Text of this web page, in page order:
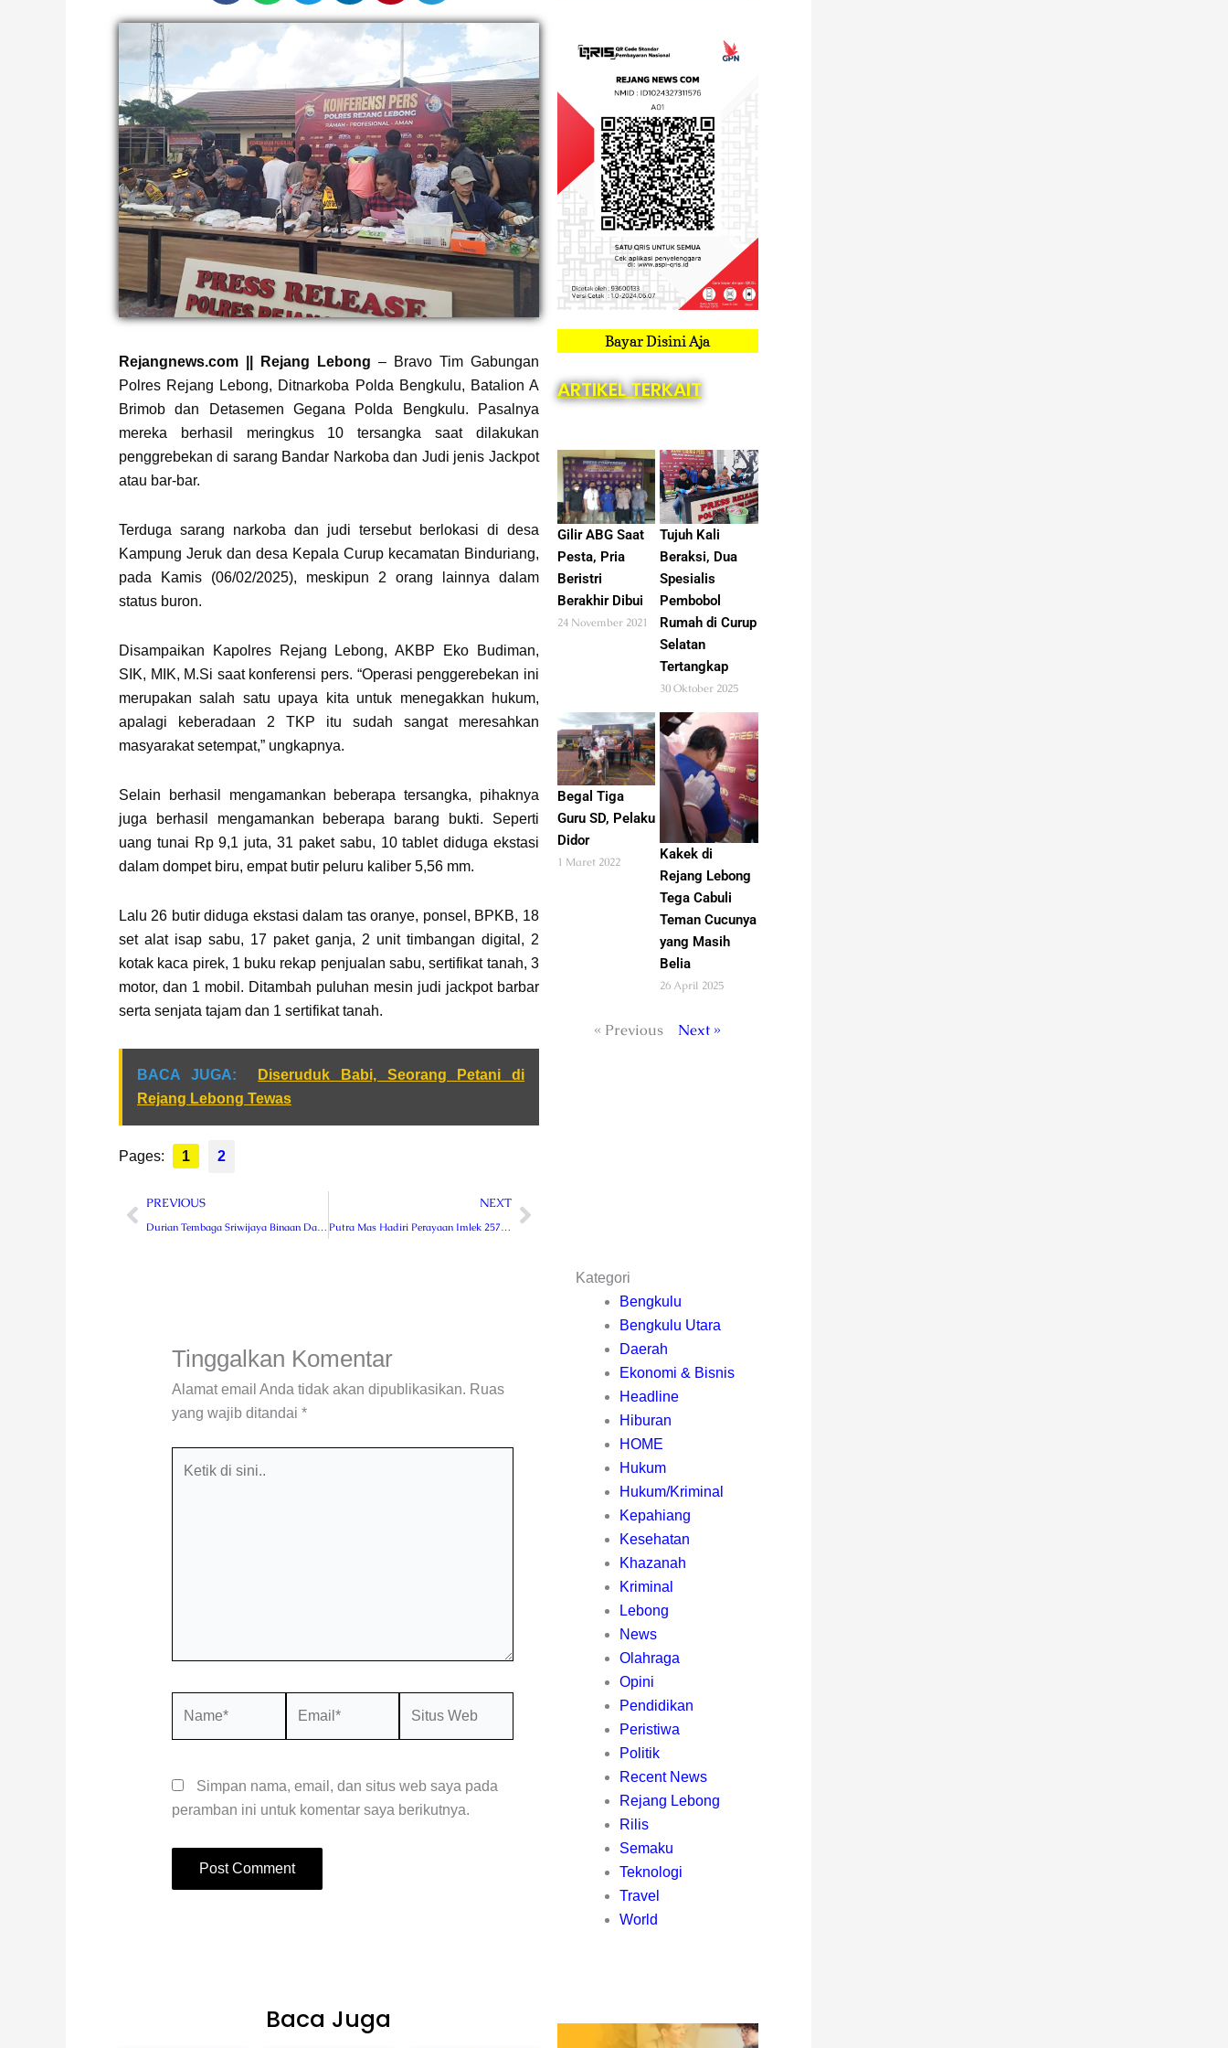
Rejangnews.com || Rejang Lebong – Bravo Tim Gabungan
Polres Rejang Lebong, Ditnarkoba Polda Bengkulu, Batalion A
Brimob dan Detasemen Gegana Polda Bengkulu. Pasalnya
mereka berhasil meringkus 10 tersangka saat dilakukan
penggrebekan di sarang Bandar Narkoba dan Judi jenis Jackpot
atau bar-bar.
Terduga sarang narkoba dan judi tersebut berlokasi di desa
Kampung Jeruk dan desa Kepala Curup kecamatan Binduriang,
pada Kamis (06/02/2025), meskipun 2 orang lainnya dalam
status buron.
Disampaikan Kapolres Rejang Lebong, AKBP Eko Budiman,
SIK, MIK, M.Si saat konferensi pers. “Operasi penggerebekan ini
merupakan salah satu upaya kita untuk menegakkan hukum,
apalagi keberadaan 2 TKP itu sudah sangat meresahkan
masyarakat setempat,” ungkapnya.
Selain berhasil mengamankan beberapa tersangka, pihaknya
juga berhasil mengamankan beberapa barang bukti. Seperti
uang tunai Rp 9,1 juta, 31 paket sabu, 10 tablet diduga ekstasi
dalam dompet biru, empat butir peluru kaliber 5,56 mm.
Lalu 26 butir diduga ekstasi dalam tas oranye, ponsel, BPKB, 18
set alat isap sabu, 17 paket ganja, 2 unit timbangan digital, 2
kotak kaca pirek, 1 buku rekap penjualan sabu, sertifikat tanah, 3
motor, dan 1 mobil. Ditambah puluhan mesin judi jackpot barbar
serta senjata tajam dan 1 sertifikat tanah.
BACA JUGA:
Diseruduk Babi, Seorang Petani di
Rejang Lebong Tewas
Pages:
Page
1
, Page
2
Prev
PREVIOUS NEXTNext
Bayar Disini Aja
ARTIKEL TERKAIT
Gilir ABG Saat
Pesta, Pria
Beristri
Berakhir Dibui
24 November 2021
Tujuh Kali
Beraksi, Dua
Spesialis
Pembobol
Rumah di Curup
Selatan
Tertangkap
30 Oktober 2025
Begal Tiga
Guru SD, Pelaku
Didor
1 Maret 2022
Kakek di
Rejang Lebong
Tega Cabuli
Teman Cucunya
yang Masih
Belia
26 April 2025
« Previous Next »
Tinggalkan Komentar
Alamat email Anda tidak akan dipublikasikan. Ruas
yang wajib ditandai *
Simpan nama, email, dan situs web saya pada
peramban ini untuk komentar saya berikutnya.
Kategori
Bengkulu
Bengkulu Utara
Daerah
Ekonomi & Bisnis
Headline
Hiburan
HOME
Hukum
Hukum/Kriminal
Kepahiang
Kesehatan
Khazanah
Kriminal
Lebong
News
Olahraga
Opini
Pendidikan
Peristiwa
Politik
Recent News
Rejang Lebong
Rilis
Semaku
Teknologi
Travel
World
Baca Juga